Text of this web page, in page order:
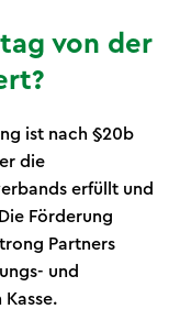
von der
ist nach §20b
die
erfüllt und
Förderung
Partners
und